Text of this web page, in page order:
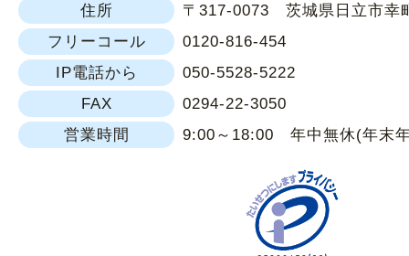
住所
〒317-0073 茨城県日立市幸
フリーコール
0120-816-454
IP電話から
050-5528-5222
FAX
0294-22-3050
営業時間
9:00～18:00 年中無休(年末